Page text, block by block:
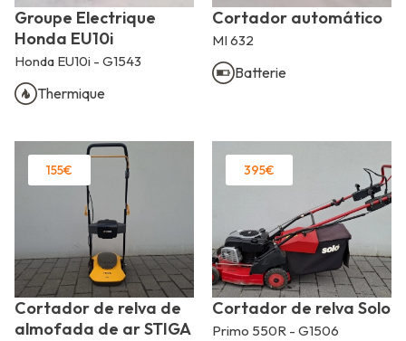
Groupe Electrique
Honda EU10i
Honda EU10i - G1543
Thermique
Cortador automático
MI 632
Batterie
155€
Cortador de relva de
almofada de ar STIGA
395€
Cortador de relva Solo
Primo 550R - G1506